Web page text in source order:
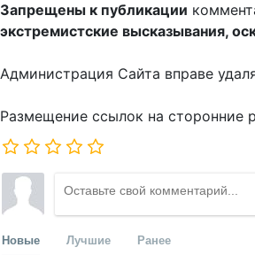
Запрещены к публикации
экстремистские высказывания,
Администрация Сайта вправе
Размещение ссылок на сторонние
Новые Лучшие Ранее